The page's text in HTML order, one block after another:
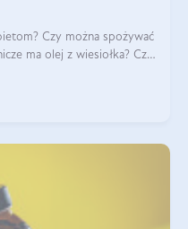
Czy można spożywać
ma olej z wiesiołka? Czy